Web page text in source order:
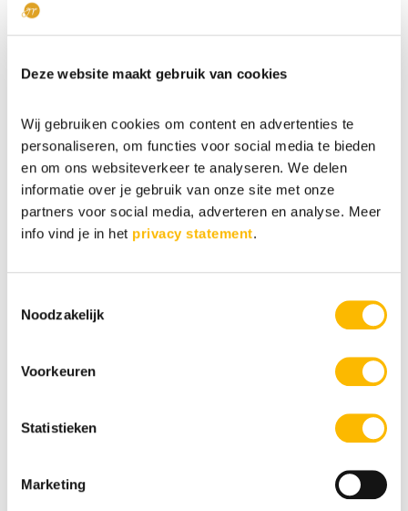
Deze website maakt gebruik van cookies
Wij gebruiken cookies om content en advertenties te
personaliseren, om functies voor social media te bieden
en om ons websiteverkeer te analyseren. We delen
informatie over je gebruik van onze site met onze
partners voor social media, adverteren en analyse. Meer
info vind je in het privacy statement.
Noodzakelijk
Voorkeuren
Statistieken
Marketing
innerlijke energie
Een mooi voorbeeld daarvan wordt
gegeven In de TED talk ‘ Why schools
kill creativity’.Daarin
stil kon blijven zitten, zich niet kon
friemelen. De school stuurde daarom
dachten dat ze een leerstoornis had.
Ze kregen het advies een specialist te
bezoeken, waar